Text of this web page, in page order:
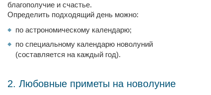
благополучие и счастье.
Определить подходящий день можно:
по астрономическому календарю;
по специальному календарю новолуний
(составляется на каждый год).
2. Любовные приметы на новолуние